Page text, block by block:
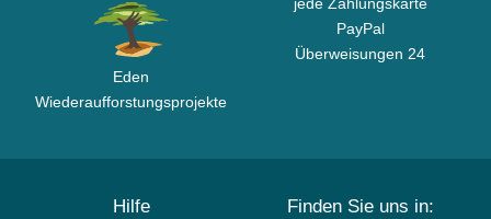
Eden
Wiederaufforstungsprojekte
jede Zahlungskarte
PayPal
Überweisungen 24
Hilfe Finden Sie uns in: